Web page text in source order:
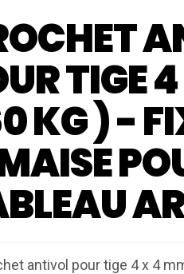
TIGE
KG ) -
antivol pour tige 4 x 4